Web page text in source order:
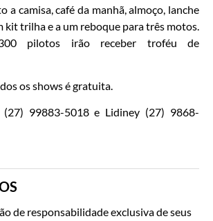
a camisa, café da manhã, almoço, lanche
kit trilha e a um reboque para três motos.
pilotos irão receber troféu de
os shows é gratuita.
99883-5018 e Lidiney (27) 9868-
de responsabilidade exclusiva de seus